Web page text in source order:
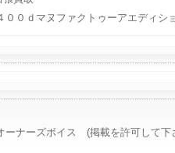
００ｄマヌファクトゥーアエディシ
ナーズボイス (掲載を許可して下